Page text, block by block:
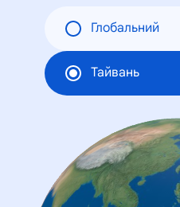
Глобальний
Тайвань